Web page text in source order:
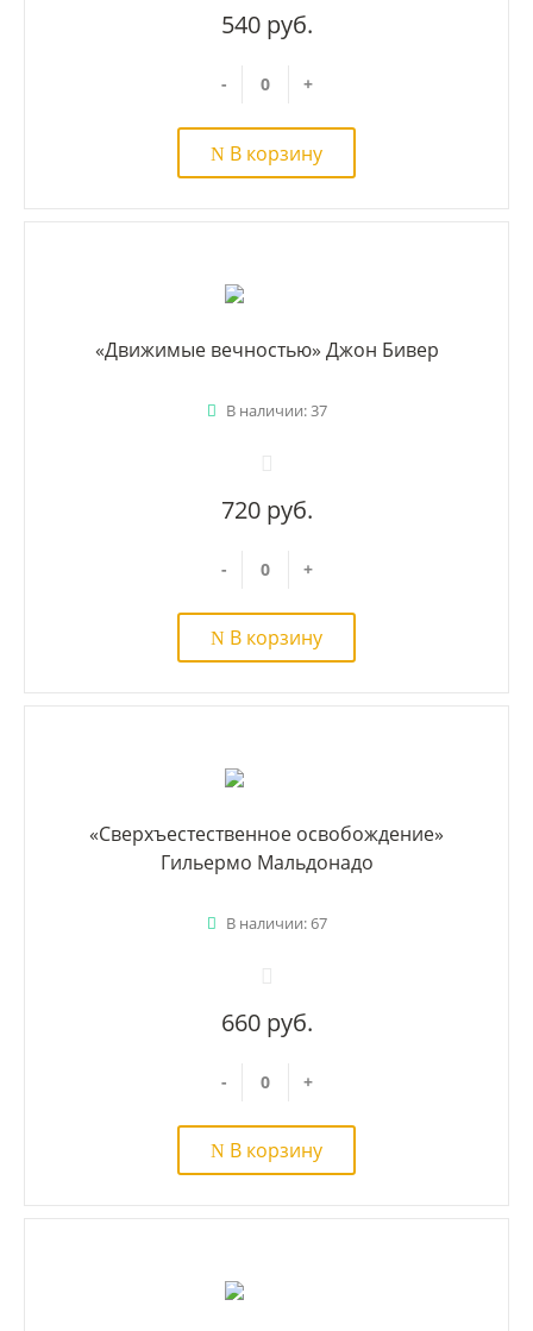
540 руб.
- +
В корзину
«Движимые вечностью» Джон Бивер
В наличии: 37
720 руб.
- +
В корзину
«Сверхъестественное освобождение»
Гильермо Мальдонадо
В наличии: 67
660 руб.
- +
В корзину